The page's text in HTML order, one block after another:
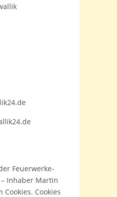
Feuerwerke-
Inhaber Martin
Cookies. Cookies